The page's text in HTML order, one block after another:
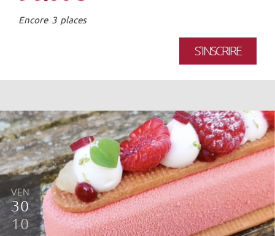
Encore 3 places
S'INSCRIRE
VEN
30
10